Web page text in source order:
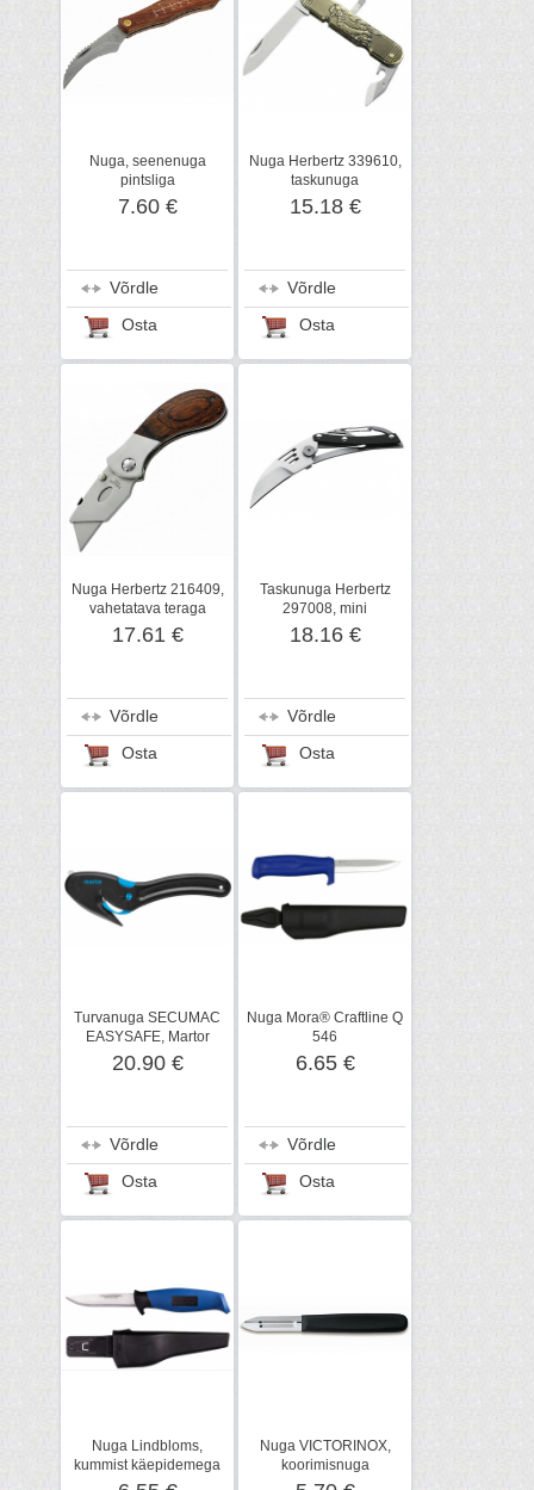
Nuga, seenenuga
pintsliga
7.60 €
Võrdle
Osta
Nuga Herbertz 339610,
taskunuga
15.18 €
Võrdle
Osta
Nuga Herbertz 216409,
vahetatava teraga
17.61 €
Võrdle
Osta
Taskunuga Herbertz
297008, mini
18.16 €
Võrdle
Osta
Turvanuga SECUMAC
EASYSAFE, Martor
20.90 €
Võrdle
Osta
Nuga Mora® Craftline Q
546
6.65 €
Võrdle
Osta
Nuga Lindbloms,
kummist käepidemega
RST
Nuga VICTORINOX,
koorimisnuga